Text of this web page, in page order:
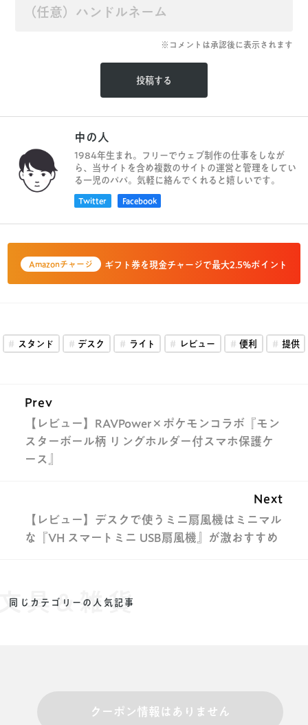
※コメントは承認後に表示されます
中の人
1984年生まれ。フリーでウェブ制作の仕事をしなが
ら、当サイトを含め複数のサイトの運営と管理をしてい
る一児のパパ。気軽に絡んでくれると嬉しいです。
Twitter Facebook
Amazonチャージ ギフト券を現金チャージで最大2.5%ポイント
スタンド デスク ライト レビュー 便利 提供
Prev
【レビュー】RAVPower×ポケモンコラボ『モン
スターボール柄 リングホルダー付スマホ保護ケ
ース』
Next
【レビュー】デスクで使うミニ扇風機はミニマル
な『VH スマートミニ USB扇風機』が激おすすめ
具&雑貨
同じカテゴリーの人気記事
クーポン情報はありません